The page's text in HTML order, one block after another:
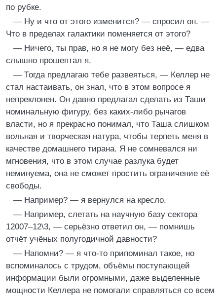
по рубке.
— Ну и что от этого изменится? — спросил он. —
Что в пределах галактики поменяется от этого?
— Ничего, ты прав, но я не могу без неё, — едва
слышно прошептал я.
— Тогда предлагаю тебе развеяться, — Келлер не
стал настаивать, он знал, что в этом вопросе я
непреклонен. Он давно предлагал сделать из Таши
номинальную фигуру, без каких‑либо рычагов
власти, но я прекрасно понимал, что Таша слишком
вольная и творческая натура, чтобы терпеть меня в
качестве домашнего тирана. Я не сомневался ни
мгновения, что в этом случае разлука будет
неминуема, она не сможет простить ограничение её
свободы.
— Например? — я вернулся на кресло.
— Например, слетать на научную базу сектора
12007–12\3, — серьёзно ответил он, — помнишь
отчёт учёных полугодичной давности?
— Напомни? — я что‑то припоминал такое, но
вспоминалось с трудом, объёмы поступающей
информации были огромными, даже выделенные
мощности Келлера не помогали справляться со всем